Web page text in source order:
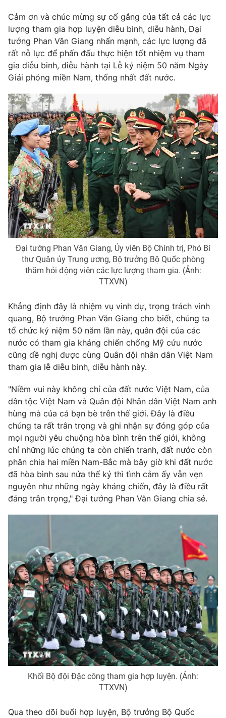
Thị trường
Tư vấn
Lịch phát sóng
Chuyên mục khác
Emagazine Podcast
Photo
Video Shorts video
VTV Money VTV Thể thao
VTV Sức khoẻ Bất động sản
Thị trường 24h Tấm lòng Việt
VTV4 Vươn mình bằng AI
VTV9 VTV8
Liên hệ tòa soạn English
THỜI BÁO VTV
Theo dõi báo trên
Cơ quan chủ quản:Đài Truyền hình Việt Nam
Cơ quan báo chí:Thời báo VTV
Giấy phép hoạt động báo in và báo điện tử số 483/GP-BTTTT
cấp ngày 29/12/2023
Tổng Biên tập: Vũ Thanh Thủy
Phó Tổng Biên tập:
Nguyễn Thị Mỹ Hạnh, Phạm Quốc Thắng,
Nguyễn Trọng Ninh
Tổng đài VTV:024.38 355 931 - 024.38 355 932
Liên hệ quảng cáo:
® Cấm sao chép dưới mọi hình thức nếu không có sự chấp
thông tin từ website này.
Cảm ơn và chúc mừng sự cố gắng của tất cả các lực
lượng tham gia hợp luyện diễu binh, diễu hành, Đại
tướng Phan Văn Giang nhấn mạnh, các lực lượng đã
rất nỗ lực để phấn đấu thực hiện tốt nhiệm vụ tham
gia diễu binh, diễu hành tại Lễ kỷ niệm 50 năm Ngày
Giải phóng miền Nam, thống nhất đất nước.
Đại tướng Phan Văn Giang, Ủy viên Bộ Chính trị, Phó Bí
thư Quân ủy Trung ương, Bộ trưởng Bộ Quốc phòng
thăm hỏi động viên các lực lượng tham gia. (Ảnh:
TTXVN)
Khẳng định đây là nhiệm vụ vinh dự, trọng trách vinh
quang, Bộ trưởng Phan Văn Giang cho biết, chúng ta
tổ chức kỷ niệm 50 năm lần này, quân đội của các
nước có tham gia kháng chiến chống Mỹ cứu nước
cũng đề nghị được cùng Quân đội nhân dân Việt Nam
tham gia lễ diễu binh, diễu hành này.
"Niềm vui này không chỉ của đất nước Việt Nam, của
dân tộc Việt Nam và Quân đội Nhân dân Việt Nam anh
hùng mà của cả bạn bè trên thế giới. Đây là điều
chúng ta rất trân trọng và ghi nhận sự đóng góp của
mọi người yêu chuộng hòa bình trên thế giới, không
chỉ những lúc chúng ta còn chiến tranh, đất nước còn
phân chia hai miền Nam-Bắc mà bây giờ khi đất nước
đã hòa bình sau nửa thế kỷ thì tình cảm ấy vẫn vẹn
nguyên như những ngày kháng chiến, đây là điều rất
đáng trân trọng," Đại tướng Phan Văn Giang chia sẻ.
Khối Bộ đội Đặc công tham gia hợp luyện. (Ảnh:
TTXVN)
Qua theo dõi buổi hợp luyện, Bộ trưởng Bộ Quốc